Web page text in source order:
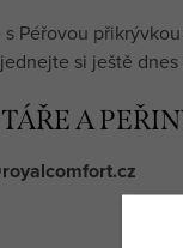
Péřovou
si ještě
A